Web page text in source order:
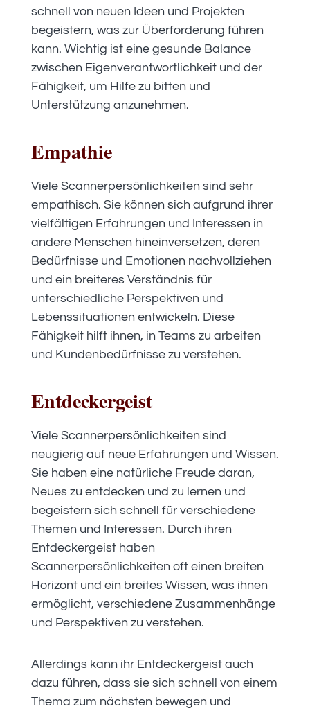
schnell von neuen Ideen und Projekten
begeistern, was zur Überforderung führen
kann. Wichtig ist eine gesunde Balance
zwischen Eigenverantwortlichkeit und der
Fähigkeit, um Hilfe zu bitten und
Unterstützung anzunehmen.
Empathie
Viele Scannerpersönlichkeiten sind sehr
empathisch. Sie können sich aufgrund ihrer
vielfältigen Erfahrungen und Interessen in
andere Menschen hineinversetzen, deren
Bedürfnisse und Emotionen nachvollziehen
und ein breiteres Verständnis für
unterschiedliche Perspektiven und
Lebenssituationen entwickeln. Diese
Fähigkeit hilft ihnen, in Teams zu arbeiten
und Kundenbedürfnisse zu verstehen.
Entdeckergeist
Viele Scannerpersönlichkeiten sind
neugierig auf neue Erfahrungen und Wissen.
Sie haben eine natürliche Freude daran,
Neues zu entdecken und zu lernen und
begeistern sich schnell für verschiedene
Themen und Interessen. Durch ihren
Entdeckergeist haben
Scannerpersönlichkeiten oft einen breiten
Horizont und ein breites Wissen, was ihnen
ermöglicht, verschiedene Zusammenhänge
und Perspektiven zu verstehen.
Allerdings kann ihr Entdeckergeist auch
dazu führen, dass sie sich schnell von einem
Thema zum nächsten bewegen und